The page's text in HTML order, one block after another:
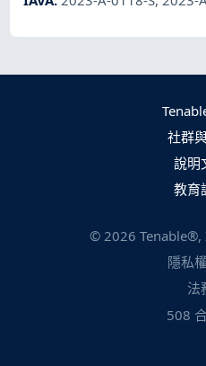
社群
說明
教育
© 2026 Tenable®,
隱私
法
508